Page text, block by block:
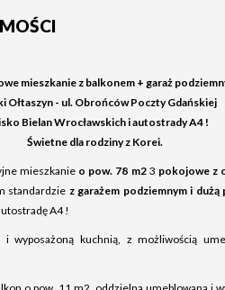
mieszkanie z balkonem + garaż
Ołtaszyn - ul. Obrońców Poczty Gdańskiej
Bielan Wrocławskich i autostrady A4 !
Świetne dla rodziny z Korei.
mieszkanie o pow. 78 m23 pokojowe z
standardzie z garażem podziemnym i dużą
A4 !
wyposażoną kuchnią, z możliwością